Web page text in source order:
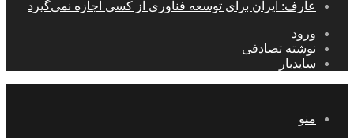
عارف: ایران برای توسعه فناوری از کسی اجازه نمی‌گیرد
ورود
نوشته تصادفی
سایدبار
منو